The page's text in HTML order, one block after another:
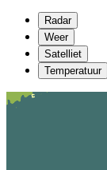
Radar
Weer
Satelliet
Temperatuur